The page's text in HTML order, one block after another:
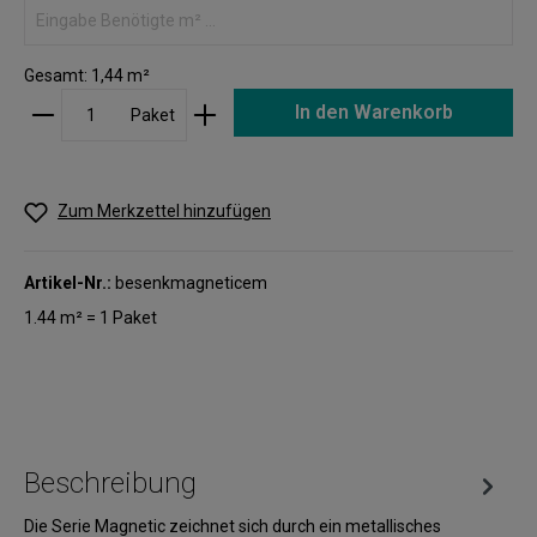
Gesamt: 1,44m²
Paket In den Warenkorb
Zum Merkzettel hinzufügen
Artikel-Nr.: besenkmagneticem
1.44 m² = 1 Paket
Beschreibung
Die Serie Magnetic zeichnet sich durch ein metallisches